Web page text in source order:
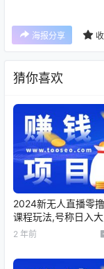
海报分享
猜你喜欢
2024新无人直播零
课程玩法,号称日入
梦
2 年前